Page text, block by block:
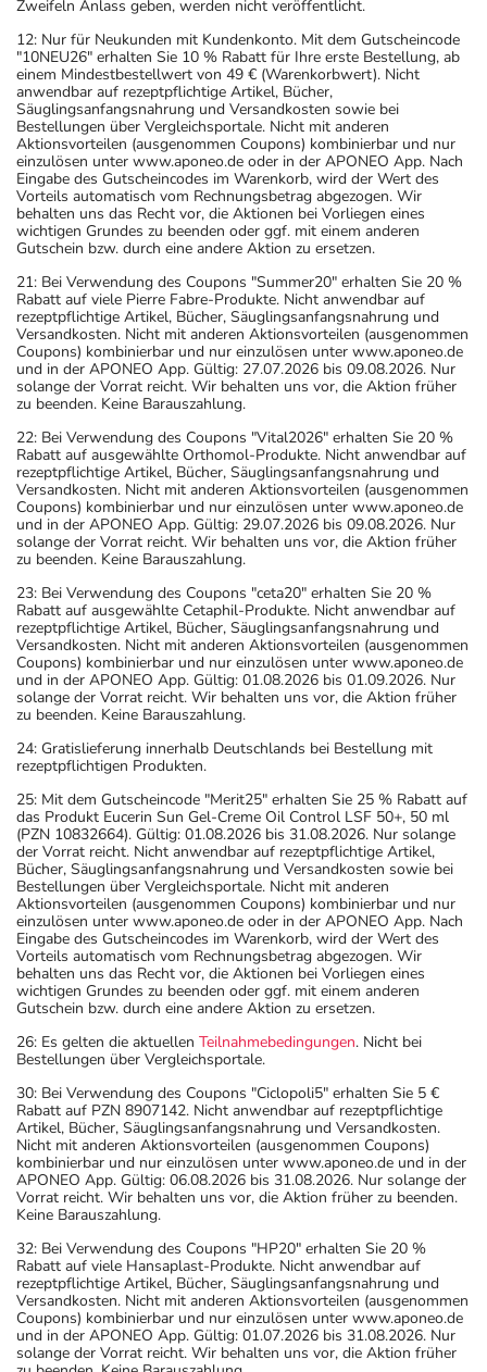
Zweifeln Anlass geben, werden nicht veröffentlicht.
12: Nur für Neukunden mit Kundenkonto. Mit dem Gutscheincode
"10NEU26" erhalten Sie 10 % Rabatt für Ihre erste Bestellung, ab
einem Mindestbestellwert von 49 € (Warenkorbwert). Nicht
anwendbar auf rezeptpflichtige Artikel, Bücher,
Säuglingsanfangsnahrung und Versandkosten sowie bei
Bestellungen über Vergleichsportale. Nicht mit anderen
Aktionsvorteilen (ausgenommen Coupons) kombinierbar und nur
einzulösen unter www.aponeo.de oder in der APONEO App. Nach
Eingabe des Gutscheincodes im Warenkorb, wird der Wert des
Vorteils automatisch vom Rechnungsbetrag abgezogen. Wir
behalten uns das Recht vor, die Aktionen bei Vorliegen eines
wichtigen Grundes zu beenden oder ggf. mit einem anderen
Gutschein bzw. durch eine andere Aktion zu ersetzen.
21: Bei Verwendung des Coupons "Summer20" erhalten Sie 20 %
Rabatt auf viele Pierre Fabre-Produkte. Nicht anwendbar auf
rezeptpflichtige Artikel, Bücher, Säuglingsanfangsnahrung und
Versandkosten. Nicht mit anderen Aktionsvorteilen (ausgenommen
Coupons) kombinierbar und nur einzulösen unter www.aponeo.de
und in der APONEO App. Gültig: 27.07.2026 bis 09.08.2026. Nur
solange der Vorrat reicht. Wir behalten uns vor, die Aktion früher
zu beenden. Keine Barauszahlung.
22: Bei Verwendung des Coupons "Vital2026" erhalten Sie 20 %
Rabatt auf ausgewählte Orthomol-Produkte. Nicht anwendbar auf
rezeptpflichtige Artikel, Bücher, Säuglingsanfangsnahrung und
Versandkosten. Nicht mit anderen Aktionsvorteilen (ausgenommen
Coupons) kombinierbar und nur einzulösen unter www.aponeo.de
und in der APONEO App. Gültig: 29.07.2026 bis 09.08.2026. Nur
solange der Vorrat reicht. Wir behalten uns vor, die Aktion früher
zu beenden. Keine Barauszahlung.
23: Bei Verwendung des Coupons "ceta20" erhalten Sie 20 %
Rabatt auf ausgewählte Cetaphil-Produkte. Nicht anwendbar auf
rezeptpflichtige Artikel, Bücher, Säuglingsanfangsnahrung und
Versandkosten. Nicht mit anderen Aktionsvorteilen (ausgenommen
Coupons) kombinierbar und nur einzulösen unter www.aponeo.de
und in der APONEO App. Gültig: 01.08.2026 bis 01.09.2026. Nur
solange der Vorrat reicht. Wir behalten uns vor, die Aktion früher
zu beenden. Keine Barauszahlung.
24: Gratislieferung innerhalb Deutschlands bei Bestellung mit
rezeptpflichtigen Produkten.
25: Mit dem Gutscheincode "Merit25" erhalten Sie 25 % Rabatt auf
das Produkt Eucerin Sun Gel-Creme Oil Control LSF 50+, 50 ml
(PZN 10832664). Gültig: 01.08.2026 bis 31.08.2026. Nur solange
der Vorrat reicht. Nicht anwendbar auf rezeptpflichtige Artikel,
Bücher, Säuglingsanfangsnahrung und Versandkosten sowie bei
Bestellungen über Vergleichsportale. Nicht mit anderen
Aktionsvorteilen (ausgenommen Coupons) kombinierbar und nur
einzulösen unter www.aponeo.de oder in der APONEO App. Nach
Eingabe des Gutscheincodes im Warenkorb, wird der Wert des
Vorteils automatisch vom Rechnungsbetrag abgezogen. Wir
behalten uns das Recht vor, die Aktionen bei Vorliegen eines
wichtigen Grundes zu beenden oder ggf. mit einem anderen
Gutschein bzw. durch eine andere Aktion zu ersetzen.
26: Es gelten die aktuellen Teilnahmebedingungen. Nicht bei
Bestellungen über Vergleichsportale.
30: Bei Verwendung des Coupons "Ciclopoli5" erhalten Sie 5 €
Rabatt auf PZN 8907142. Nicht anwendbar auf rezeptpflichtige
Artikel, Bücher, Säuglingsanfangsnahrung und Versandkosten.
Nicht mit anderen Aktionsvorteilen (ausgenommen Coupons)
kombinierbar und nur einzulösen unter www.aponeo.de und in der
APONEO App. Gültig: 06.08.2026 bis 31.08.2026. Nur solange der
Vorrat reicht. Wir behalten uns vor, die Aktion früher zu beenden.
Keine Barauszahlung.
32: Bei Verwendung des Coupons "HP20" erhalten Sie 20 %
Rabatt auf viele Hansaplast-Produkte. Nicht anwendbar auf
rezeptpflichtige Artikel, Bücher, Säuglingsanfangsnahrung und
Versandkosten. Nicht mit anderen Aktionsvorteilen (ausgenommen
Coupons) kombinierbar und nur einzulösen unter www.aponeo.de
und in der APONEO App. Gültig: 01.07.2026 bis 31.08.2026. Nur
solange der Vorrat reicht. Wir behalten uns vor, die Aktion früher